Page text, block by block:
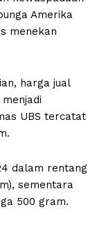
Amerika
menekan
harga jual
UBS tercatat
dalam rentang
sementara
500 gram.